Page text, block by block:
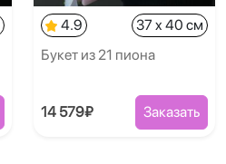
4.9
37 x 40 см
Букет из 21 пиона
14 579₽ Заказать